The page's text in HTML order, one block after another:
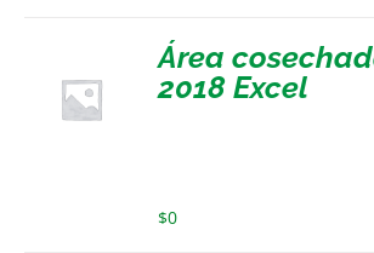
Área
2018 Excel
$0